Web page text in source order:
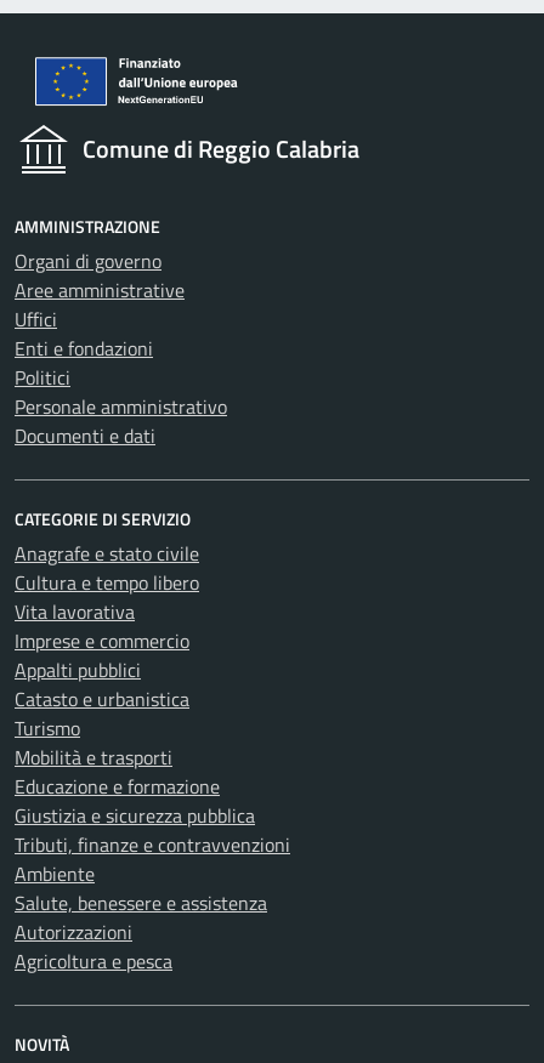
Comune di Reggio Calabria
AMMINISTRAZIONE
Organi di governo
Aree amministrative
Uffici
Enti e fondazioni
Politici
Personale amministrativo
Documenti e dati
CATEGORIE DI SERVIZIO
Anagrafe e stato civile
Cultura e tempo libero
Vita lavorativa
Imprese e commercio
Appalti pubblici
Catasto e urbanistica
Turismo
Mobilità e trasporti
Educazione e formazione
Giustizia e sicurezza pubblica
Tributi, finanze e contravvenzioni
Ambiente
Salute, benessere e assistenza
Autorizzazioni
Agricoltura e pesca
NOVITÀ